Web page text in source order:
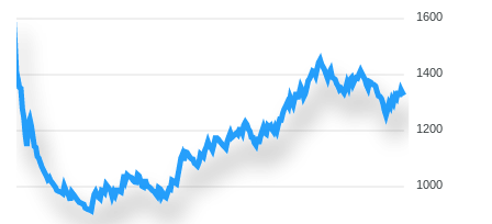
1600
1400
1200
1000